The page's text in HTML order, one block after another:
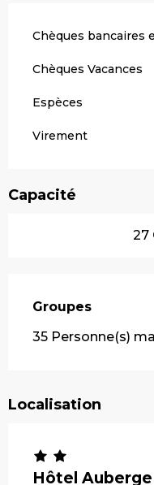
Chèques bancaires
Chèques Vacances
Espèces
Virement
Capacité
27
Groupes
Groupes
35 Personne(s)
Localisation
Hôtel